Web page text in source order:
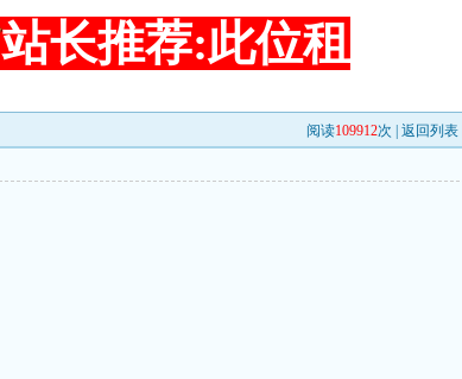
站长推荐:此位租
阅读109912次 | 返回列表